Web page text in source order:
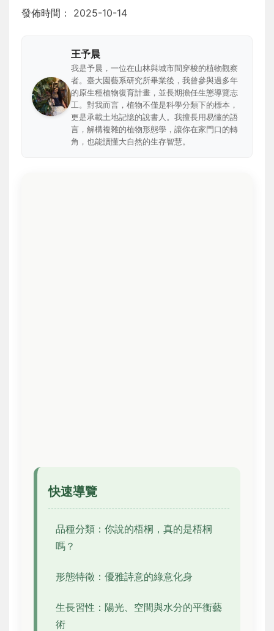
發佈時間： 2025-10-14
王予晨
我是予晨，一位在山林與城市間穿梭的植物觀察
者。臺大園藝系研究所畢業後，我曾參與過多年
的原生種植物復育計畫，並長期擔任生態導覽志
工。對我而言，植物不僅是科學分類下的標本，
更是承載土地記憶的說書人。我擅長用易懂的語
言，解構複雜的植物形態學，讓你在家門口的轉
角，也能讀懂大自然的生存智慧。
快速導覽
品種分類：你說的梧桐，真的是梧桐
嗎？
形態特徵：優雅詩意的綠意化身
生長習性：陽光、空間與水分的平衡藝
術